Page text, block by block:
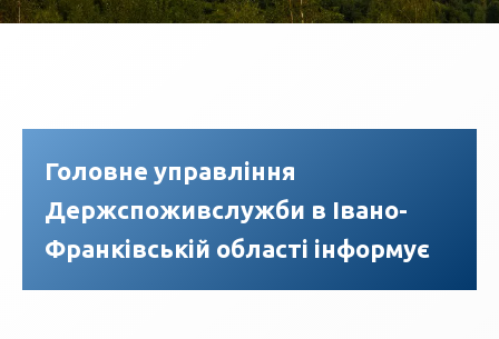
Головне управління
Держспоживслужби в Івано-
Франківській області інформує